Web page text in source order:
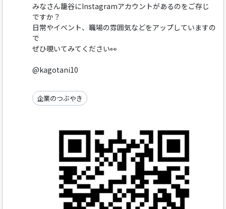
みなさん籠谷にInstagramアカウントがあるのをご存じ
ですか？
日常やイベント、職場の雰囲気などをアップしていますの
で
ぜひ覗いてみてください👀
@kagotani10
企業のつぶやき